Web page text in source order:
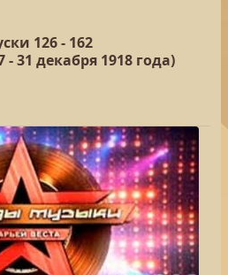
126 - 162
- 31 декабря 1918 года)